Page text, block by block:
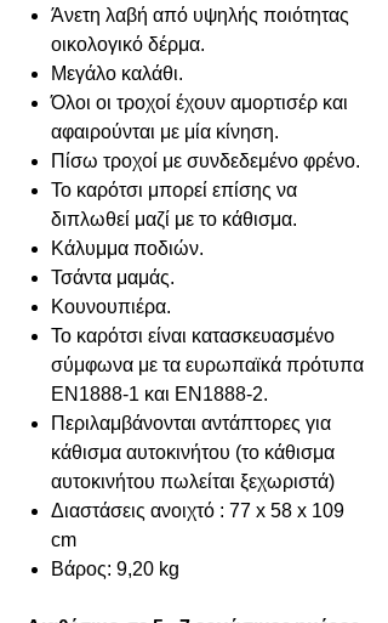
Άνετη λαβή από υψηλής ποιότητας
οικολογικό δέρμα.
Μεγάλο καλάθι.
Όλοι οι τροχοί έχουν αμορτισέρ και
αφαιρούνται με μία κίνηση.
Πίσω τροχοί με συνδεδεμένο φρένο.
Το καρότσι μπορεί επίσης να
διπλωθεί μαζί με το κάθισμα.
Κάλυμμα ποδιών.
Τσάντα μαμάς.
Κουνουπιέρα.
Το καρότσι είναι κατασκευασμένο
σύμφωνα με τα ευρωπαϊκά πρότυπα
EN1888-1 και EN1888-2.
Περιλαμβάνονται αντάπτορες για
κάθισμα αυτοκινήτου (το κάθισμα
αυτοκινήτου πωλείται ξεχωριστά)
Διαστάσεις ανοιχτό : 77 x 58 x 109
cm
Βάρος: 9,20 kg